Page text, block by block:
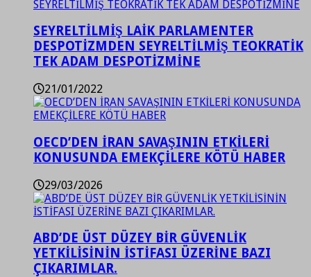
SEYRELTİLMİŞ LAİK PARLAMENTER
DESPOTİZMDEN SEYRELTİLMİŞ TEOKRATİK
TEK ADAM DESPOTİZMİNE
21/01/2022
OECD’DEN İRAN SAVAŞININ ETKİLERİ
KONUSUNDA EMEKÇİLERE KÖTÜ HABER
29/03/2026
ABD’DE ÜST DÜZEY BİR GÜVENLİK
YETKİLİSİNİN İSTİFASI ÜZERİNE BAZI
ÇIKARIMLAR.